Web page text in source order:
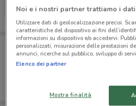
Scade il 05/09 9.4 km
Porta DoveConviene sempre
Puoi trovare le migliori offerte
salvarle e creare la tua lista
dal tuo cellulare.
Noi e i nostri partner trattiamo i
Utilizzare dati di geolocalizzazione precisi.
caratteristiche del dispositivo ai fini
informazioni su dispositivo e/o accedervi.
personalizzati, misurazione delle prestazioni
annunci, ricerche sul pubblico, sviluppo di
Elenco dei partner
Mostra finalità